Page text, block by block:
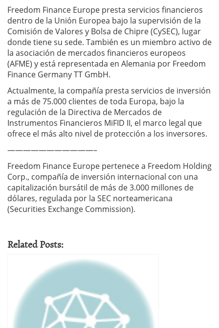
Freedom Finance Europe presta servicios financieros
dentro de la Unión Europea bajo la supervisión de la
Comisión de Valores y Bolsa de Chipre (CySEC), lugar
donde tiene su sede. También es un miembro activo de
la asociación de mercados financieros europeos
(AFME) y está representada en Alemania por Freedom
Finance Germany TT GmbH.
Actualmente, la compañía presta servicios de inversión
a más de 75.000 clientes de toda Europa, bajo la
regulación de la Directiva de Mercados de
Instrumentos Financieros MiFID II, el marco legal que
ofrece el más alto nivel de protección a los inversores.
———————————–
Freedom Finance Europe pertenece a Freedom Holding
Corp., compañía de inversión internacional con una
capitalización bursátil de más de 3.000 millones de
dólares, regulada por la SEC norteamericana
(Securities Exchange Commission).
Related Posts: